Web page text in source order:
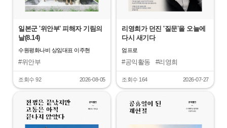
일본군 '위안부' 피해자 기림의
날(8.14)
수원평화나비 상임대표 이주현
#위안부
조회수 92 2026-08-05
리영희가 던진 '질문'을 오늘에
다시 새기다
엄프로
#공익활동 #리영희
조회수 164 2026-07-27
" "